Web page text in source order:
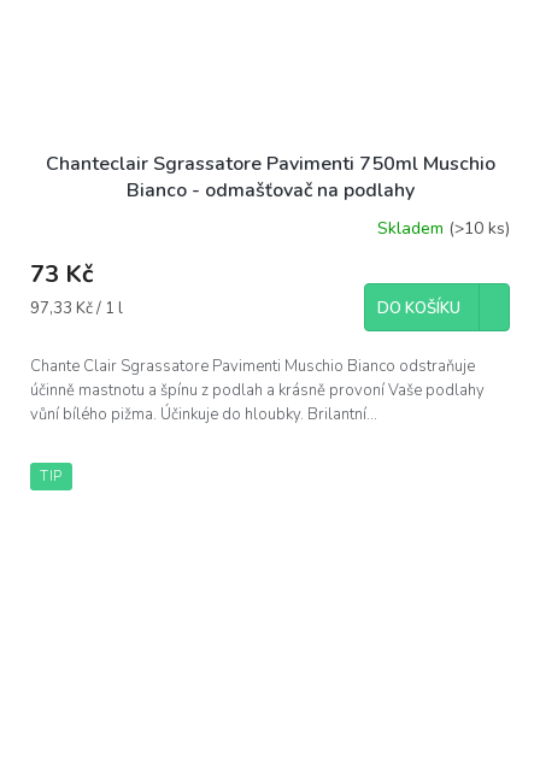
Chanteclair Sgrassatore Pavimenti 750ml Muschio
Bianco - odmašťovač na podlahy
Skladem (>10 ks)
73 Kč
Měrná
97,33 Kč / 1 l DO KOŠÍKU
Chante Clair Sgrassatore Pavimenti Muschio Bianco odstraňuje
účinně mastnotu a špínu z podlah a krásně provoní Vaše podlahy
vůní bílého pižma. Účinkuje do hloubky. Brilantní...
TIP